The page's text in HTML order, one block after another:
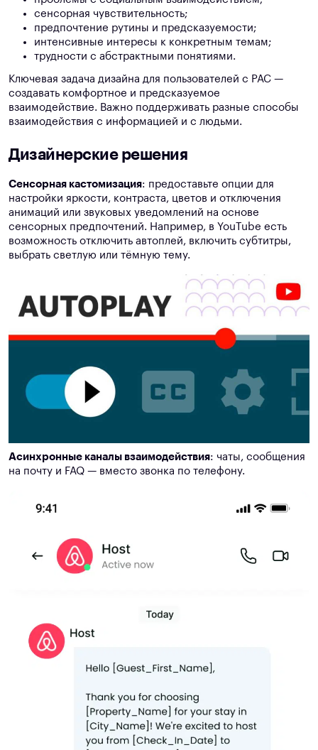
сенсорная чувствительность;
предпочтение рутины и предсказуемости;
интенсивные интересы к конкретным темам;
трудности с абстрактными понятиями.
Ключевая задача дизайна для пользователей с РАС —
создавать комфортное и предсказуемое
взаимодействие. Важно поддерживать разные способы
взаимодействия с информацией и с людьми.
Дизайнерские решения
Сенсорная кастомизация: предоставьте опции для
настройки яркости, контраста, цветов и отключения
анимаций или звуковых уведомлений на основе
сенсорных предпочтений. Например, в YouTube есть
возможность отключить автоплей, включить субтитры,
выбрать светлую или тёмную тему.
Асинхронные каналы взаимодействия: чаты, сообщения
на почту и FAQ — вместо звонка по телефону.